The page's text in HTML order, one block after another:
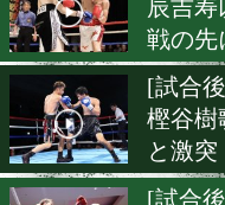
回
ェ
[試
辰
戦